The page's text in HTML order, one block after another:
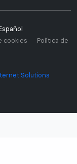
cookies
Política de
Solutions